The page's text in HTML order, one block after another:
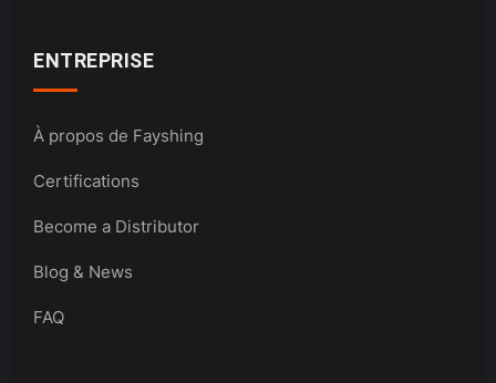
ENTREPRISE
À propos de Fayshing
Certifications
Become a Distributor
Blog & News
FAQ